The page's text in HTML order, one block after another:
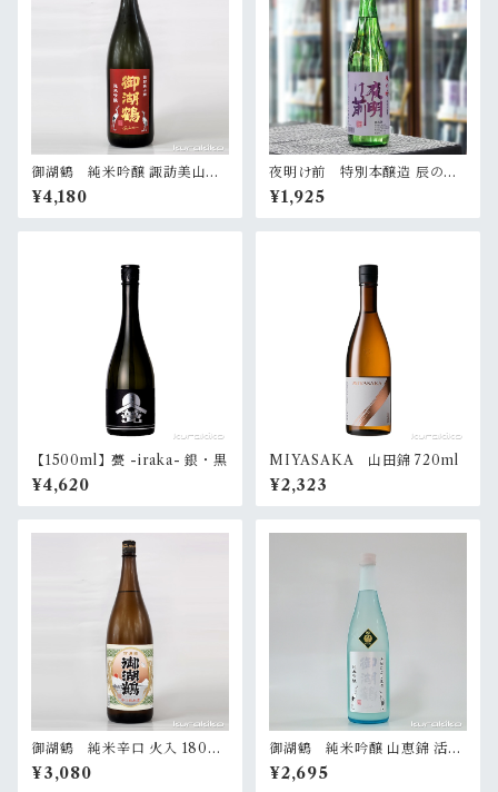
御湖鶴 純米吟醸 諏訪美山錦
火入 1800ml
¥4,180
夜明け前 特別本醸造 辰の吟
720ml
¥1,925
【1500ml】甍 -iraka- 銀・黒
¥4,620
MIYASAKA 山田錦 720ml
¥2,323
御湖鶴 純米辛口 火入 1800
ml
¥3,080
御湖鶴 純米吟醸 山恵錦 活性
にごり生酒 720ml
¥2,695